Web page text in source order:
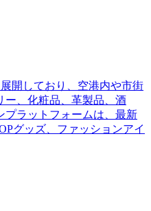
開しており、空港内や市街
ー、化粧品、革製品、酒
プラットフォームは、最新
グッズ、ファッションアイ